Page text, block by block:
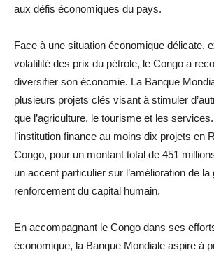
aux défis économiques du pays.
Face à une situation économique délicate,
volatilité des prix du pétrole, le Congo a
diversifier son économie. La Banque
plusieurs projets clés visant à stimuler
que l’agriculture, le tourisme et les
l’institution finance au moins dix projets en
Congo, pour un montant total de 451
un accent particulier sur l’amélioration de
renforcement du capital humain.
En accompagnant le Congo dans ses
économique, la Banque Mondiale aspire à